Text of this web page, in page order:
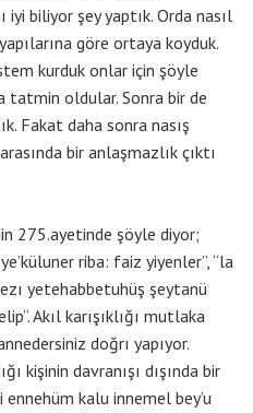
iyi biliyor şey yaptık. Orda nasıl
göre ortaya koyduk.
kurduk onlar için şöyle
tatmin oldular. Sonra bir de
Fakat daha sonra nasış
bir anlaşmazlık çıktı
275.ayetinde şöyle diyor;
riba: faiz yiyenler”, “la
yetehabbetuhüş şeytanü
Akıl karışıklığı mutlaka
doğrı yapıyor.
kişinin davranışı dışında bir
ennehüm kalu innemel bey’u